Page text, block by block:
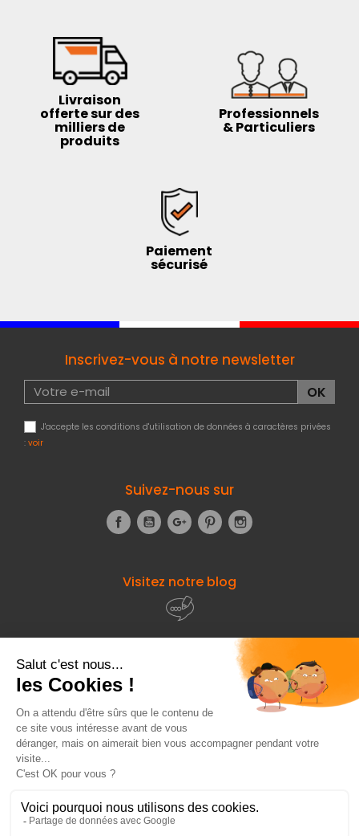
45,59 €HT
Livraison
offerte sur des
milliers de
produits
Professionnels
& Particuliers
Paiement
sécurisé
Inscrivez-vous à notre newsletter
J'accepte les conditions d'utilisation de données à caractères privées
: voir
Suivez-nous sur
FacebookYouTubeGoogle+Pinterest
Visitez notre blog
À propos de
Fourniresto
Entre vous et nous
Besoin d'aide ?